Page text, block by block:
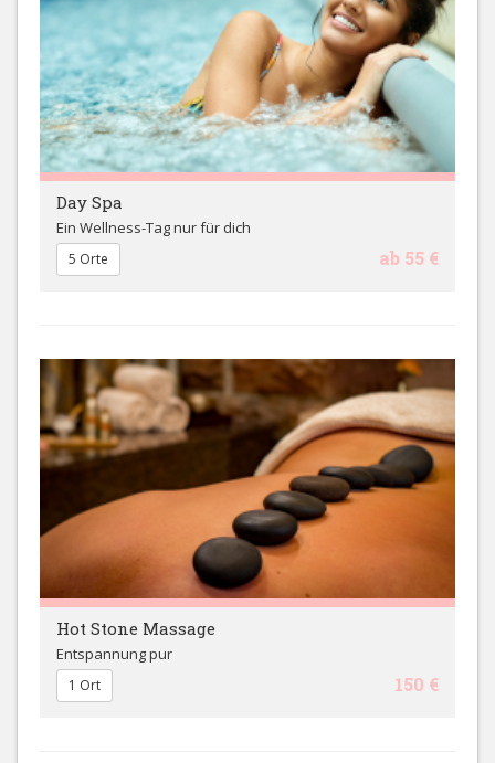
Day Spa
Ein Wellness-Tag nur für dich
ab 55 €
5 Orte
Hot Stone Massage
Entspannung pur
150 €
1 Ort